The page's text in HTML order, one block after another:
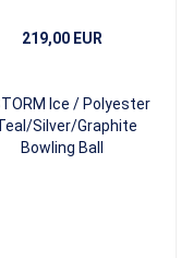
219,00 EUR